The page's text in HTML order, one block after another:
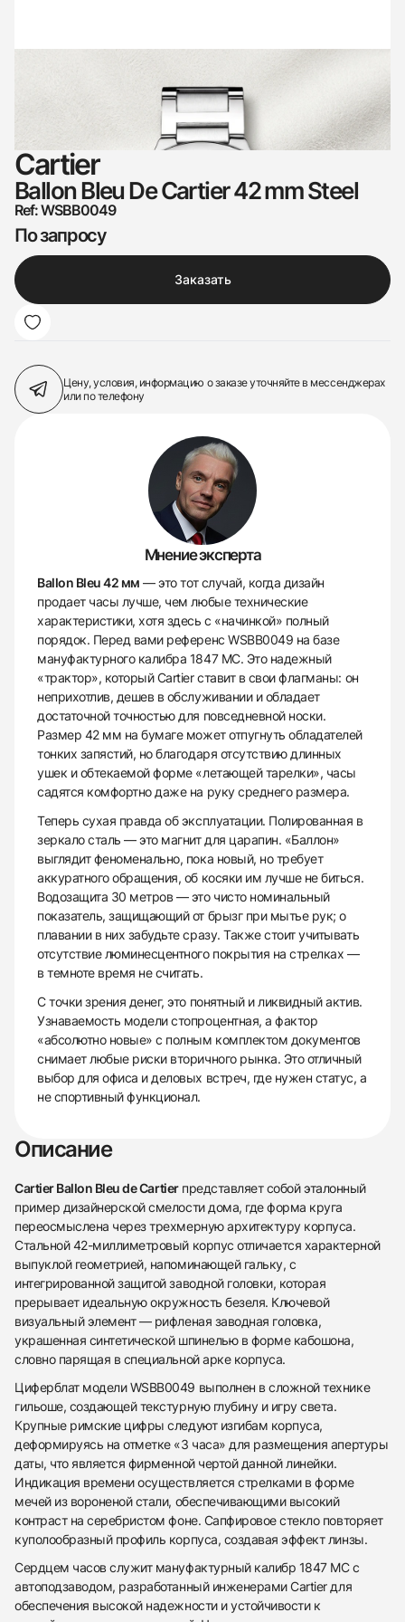
Cartier
Ballon Bleu De Cartier 42 mm Steel
Ref: WSBB0049
По запросу
Заказать
Цену, условия, информацию о заказеуточняйте в мессенджерах
или по телефону
Мнение эксперта
Ballon Bleu 42 мм — это тот случай, когда дизайн
продает часы лучше, чем любые технические
характеристики, хотя здесь с «начинкой» полный
порядок. Перед вами референс WSBB0049 на базе
мануфактурного калибра 1847 MC. Это надежный
«трактор», который Cartier ставит в свои флагманы: он
неприхотлив, дешев в обслуживании и обладает
достаточной точностью для повседневной носки.
Размер 42 мм на бумаге может отпугнуть обладателей
тонких запястий, но благодаря отсутствию длинных
ушек и обтекаемой форме «летающей тарелки», часы
садятся комфортно даже на руку среднего размера.
Теперь сухая правда об эксплуатации. Полированная в
зеркало сталь — это магнит для царапин. «Баллон»
выглядит феноменально, пока новый, но требует
аккуратного обращения, об косяки им лучше не биться.
Водозащита 30 метров — это чисто номинальный
показатель, защищающий от брызг при мытье рук; о
плавании в них забудьте сразу. Также стоит учитывать
отсутствие люминесцентного покрытия на стрелках —
в темноте время не считать.
С точки зрения денег, это понятный и ликвидный актив.
Узнаваемость модели стопроцентная, а фактор
«абсолютно новые» с полным комплектом документов
снимает любые риски вторичного рынка. Это отличный
выбор для офиса и деловых встреч, где нужен статус, а
не спортивный функционал.
Описание
Cartier Ballon Bleu de Cartierпредставляет собой эталонный
пример дизайнерской смелости дома, где форма круга
переосмыслена через трехмерную архитектуру корпуса.
Стальной 42-миллиметровый корпус отличается характерной
выпуклой геометрией, напоминающей гальку, с
интегрированной защитой заводной головки, которая
прерывает идеальную окружность безеля. Ключевой
визуальный элемент — рифленая заводная головка,
украшенная синтетической шпинелью в форме кабошона,
словно парящая в специальной арке корпуса.
Циферблат модели WSBB0049 выполнен в сложной технике
гильоше, создающей текстурную глубину и игру света.
Крупные римские цифры следуют изгибам корпуса,
деформируясь на отметке «3 часа» для размещения апертуры
даты, что является фирменной чертой данной линейки.
Индикация времени осуществляется стрелками в форме
мечей из вороненой стали, обеспечивающими высокий
контраст на серебристом фоне. Сапфировое стекло повторяет
куполообразный профиль корпуса, создавая эффект линзы.
Сердцем часов служит мануфактурный калибр 1847 MC с
автоподзаводом, разработанный инженерами Cartier для
обеспечения высокой надежности и устойчивости к